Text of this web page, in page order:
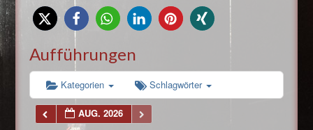
Aufführungen
Kategorien Schlagwörter
AUG. 2026